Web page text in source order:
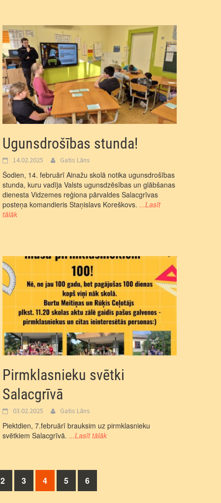
Ugunsdrošības stunda!
14.02.2025 Gatis Lāns
Šodien, 14. februārī Ainažu skolā notika ugunsdrošības
stunda, kuru vadīja Valsts ugunsdzēsības un glābšanas
dienesta Vidzemes reģiona pārvaldes Salacgrīvas
posteņa komandieris Staņislavs Koreškovs....Lasīt
tālāk
Pirmklasnieku svētki
Salacgrīvā
03.02.2025 Gatis Lāns
Piektdien, 7.februārī brauksim uz pirmklasnieku
svētkiem Salacgrīvā. ...Lasīt tālāk
2 3 4 5 6